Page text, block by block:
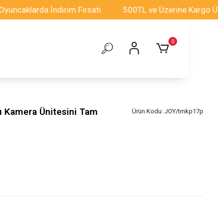
İndirim Fırsatı 500TL ve Üzerine Kargo
0
Kamera Ünitesini Tam Ürün Kodu: JOY/tmkp17p